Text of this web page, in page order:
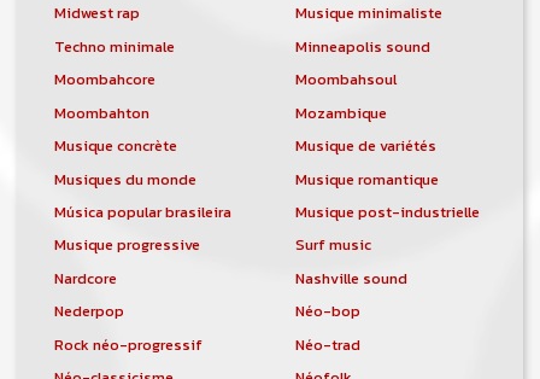
Midwest rap
Musique minimaliste
Techno minimale
Minneapolis sound
Moombahcore
Moombahsoul
Moombahton
Mozambique
Musique concrète
Musique de variétés
Musiques du monde
Musique romantique
Música popular brasileira
Musique post-industrielle
Musique progressive
Surf music
Nardcore
Nashville sound
Nederpop
Néo-bop
Rock néo-progressif
Néo-trad